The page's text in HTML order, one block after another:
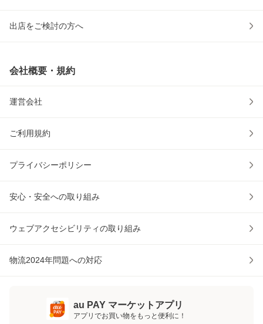
出店をご検討の方へ
会社概要・規約
運営会社
ご利用規約
プライバシーポリシー
安心・安全への取り組み
ウェブアクセシビリティの取り組み
物流2024年問題への対応
au PAY マーケットアプリ
アプリでお買い物をもっと便利に！